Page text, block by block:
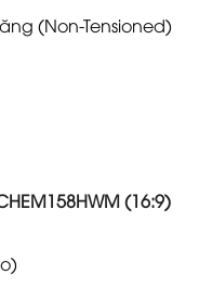
(Non-Tensioned)
(16:9)